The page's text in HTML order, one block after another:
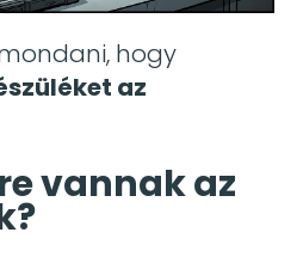
hogy
az
vannak az